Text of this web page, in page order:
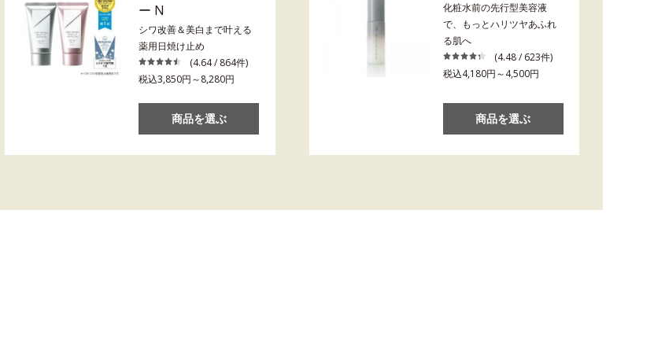
ー N
シワ改善＆美白まで叶える
薬用日焼け止め
(4.64 / 864件)
税込3,850円～8,280円
商品を選ぶ
化粧水前の先行型美容液
で、もっとハリツヤあふれ
る肌へ
(4.48 / 623件)
税込4,180円～4,500円
商品を選ぶ